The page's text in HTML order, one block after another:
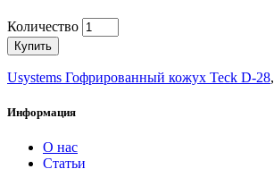
Количество
Купить
Usystems Гофрированный кожух Teck D-28,
Информация
О нас
Статьи